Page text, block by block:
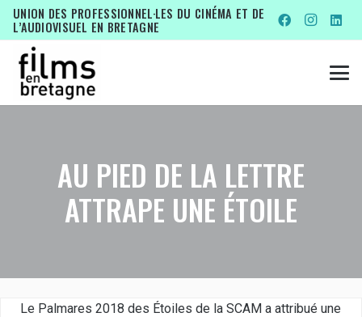
UNION DES PROFESSIONNEL·LES DU CINÉMA ET DE
L’AUDIOVISUEL EN BRETAGNE
AU PIED DE LA LETTRE
ATTRAPE UNE ÉTOILE
Le Palmares 2018 des Étoiles de la SCAM a attribué une